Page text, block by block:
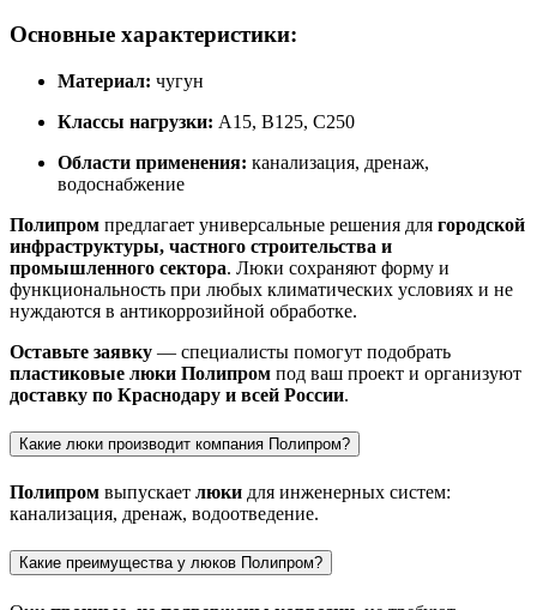
Основные характеристики:
Материал: чугун
Классы нагрузки: A15, B125, C250
Области применения: канализация, дренаж,
водоснабжение
Полипром предлагает универсальные решения для городской
инфраструктуры, частного строительства и
промышленного сектора. Люки сохраняют форму и
функциональность при любых климатических условиях и не
нуждаются в антикоррозийной обработке.
Оставьте заявку — специалисты помогут подобрать
пластиковые люки Полипром под ваш проект и организуют
доставку по Краснодару и всей России.
Какие люки производит компания Полипром?
Полипром выпускает люки для инженерных систем:
канализация, дренаж, водоотведение.
Какие преимущества у люков Полипром?